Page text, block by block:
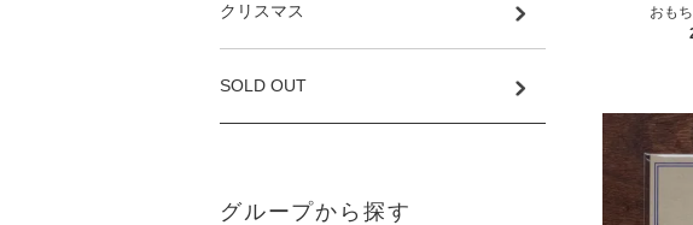
おも
クリスマス
SOLD OUT
グループから探す